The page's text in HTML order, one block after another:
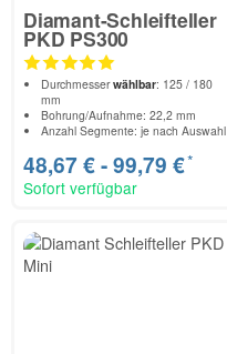
Diamant-Schleifteller
PKD PS300
Durchmesserwählbar: 125 / 180
mm
Bohrung/Aufnahme: 22,2 mm
Anzahl Segmente: je nach Auswahl
48,67 € -99,79 €*
Sofort verfügbar